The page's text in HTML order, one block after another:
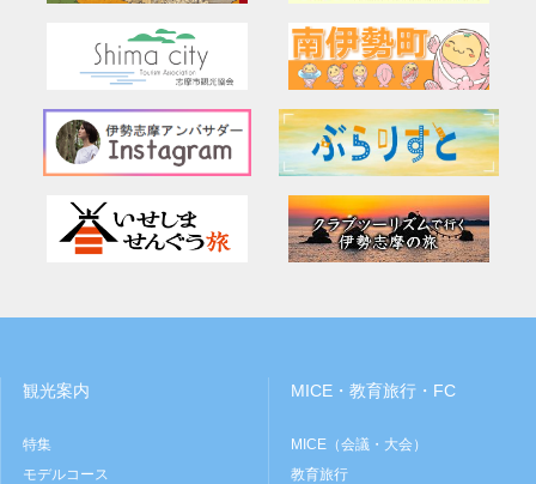
観光案内
特集
モデルコース
MICE・教育旅行・FC
MICE（会議・大会）
教育旅行